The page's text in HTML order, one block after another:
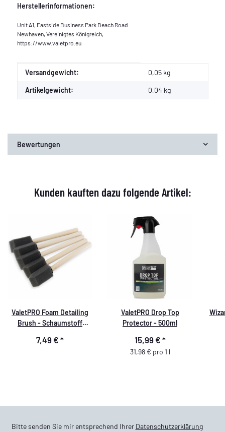
Herstellerinformationen:
Unit A1, Eastside Business Park Beach Road
Newhaven, Vereinigtes Königreich,
https://www.valetpro.eu
Produkteigenschaft
Wert
Versandgewicht: 0,05 kg
Artikelgewicht: 0,04 kg
Bewertungen
Kunden kauften dazu folgende Artikel:
ValetPRO Foam Detailing
Brush - Schaumstoff
Lüftungsschlitze - BRU23
7,49 € *
ValetPRO Drop Top
Protector - 500ml
15,99 € *
31,98 € pro 1 l
Bitte senden Sie mir entsprechend Ihrer Datenschutzerklärung